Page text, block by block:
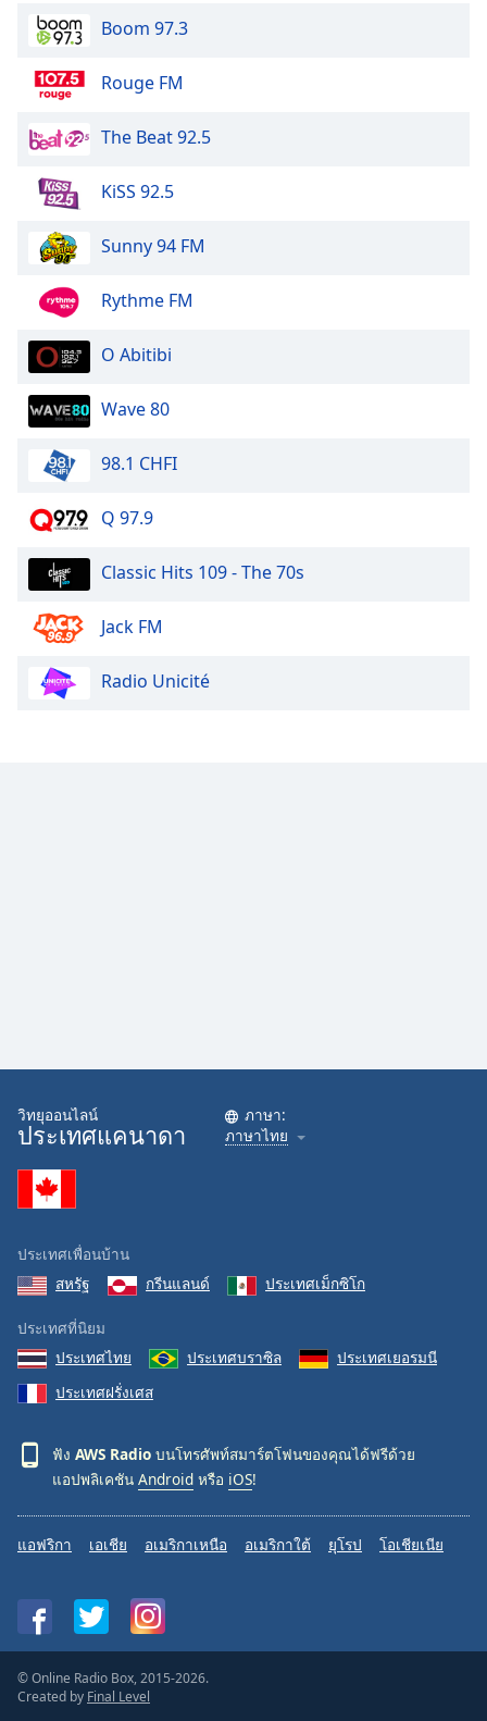
Boom 97.3
Rouge FM
The Beat 92.5
KiSS 92.5
Sunny 94 FM
Rythme FM
O Abitibi
Wave 80
98.1 CHFI
Q 97.9
Classic Hits 109 - The 70s
Jack FM
Radio Unicité
วิทยุออนไลน์
ประเทศแคนาดา
ภาษา:
ภาษาไทย
ประเทศเพื่อนบ้าน
สหรัฐ
กรีนแลนด์ ประเทศเม็กซิโก
ประเทศที่นิยม
ประเทศไทย
ประเทศบราซิล
ประเทศเยอรมนี
ประเทศฝรั่งเศส
ฟัง AWS Radio บนโทรศัพท์สมาร์ตโฟนของคุณได้ฟรีด้วย
แอปพลิเคชัน Android หรือ iOS!
แอฟริกา เอเชีย อเมริกาเหนือ อเมริกาใต้ ยุโรป โอเชียเนีย
© Online Radio Box, 2015-2026.
Created by Final Level